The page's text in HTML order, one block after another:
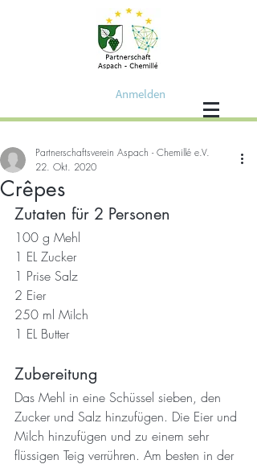
Anmelden
Crêpes
Partnerschaftsverein Aspach - Chemillé e.V.
22. Okt. 2020
Zutaten für 2 Personen
100 g Mehl
1 EL Zucker
1 Prise Salz
2 Eier
250 ml Milch
1 EL Butter
Zubereitung
Das Mehl in eine Schüssel sieben, den
Zucker und Salz hinzufügen. Die Eier und
Milch hinzufügen und zu einem sehr
flüssigen Teig verrühren. Am besten in der